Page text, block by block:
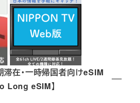
滞在・一時帰国者向けeSIM
Long eSIM】